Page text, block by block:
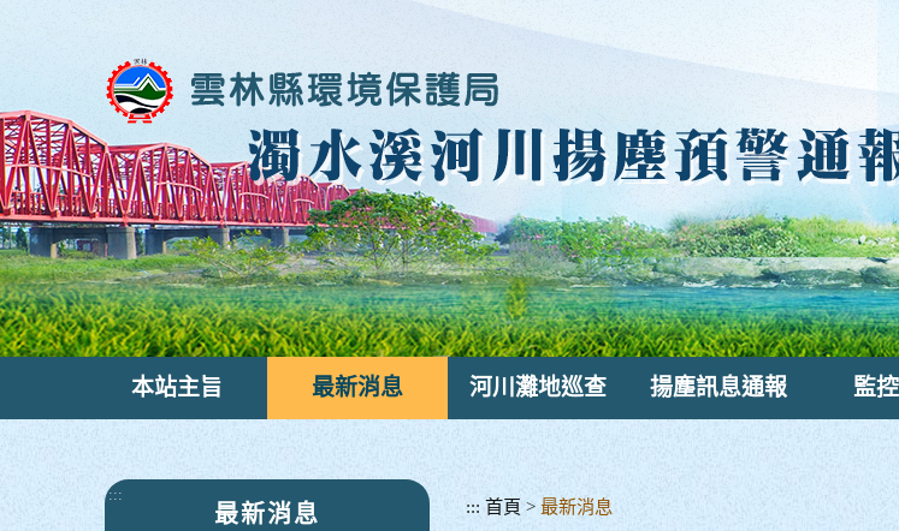
內
容
區
塊
本站主旨 最新消息 河川灘地巡查 揚塵訊息通報 監
:::
最新消息 ::: 首頁 > 最新消息